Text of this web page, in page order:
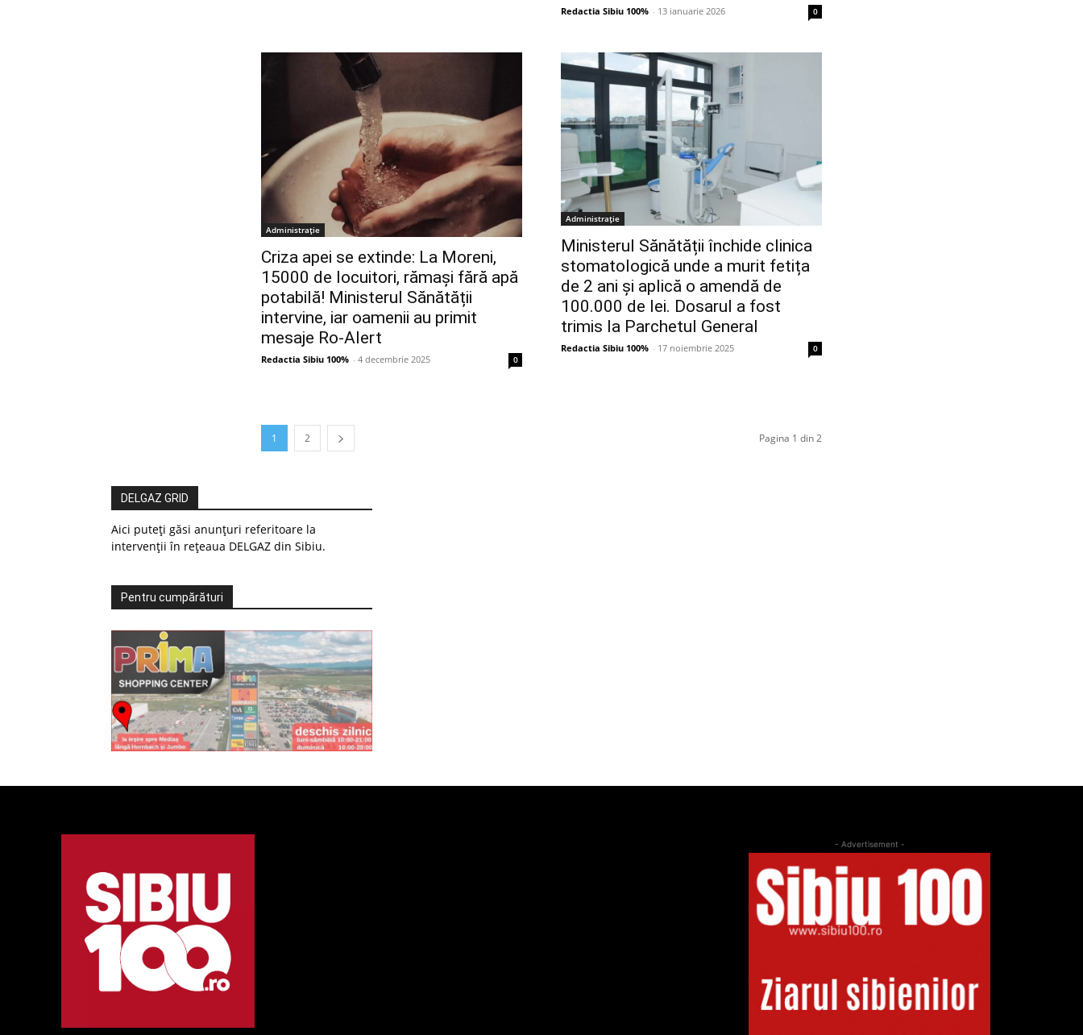
Redactia Sibiu 100% - 13 ianuarie 2026 0
Administrație
Criza apei se extinde: La Moreni,
15000 de locuitori, rămași fără apă
potabilă! Ministerul Sănătății
intervine, iar oamenii au primit
mesaje Ro-Alert
Redactia Sibiu 100% - 4 decembrie 2025 0
Administrație
Ministerul Sănătății închide clinica
stomatologică unde a murit fetița
de 2 ani și aplică o amendă de
100.000 de lei. Dosarul a fost
trimis la Parchetul General
Redactia Sibiu 100% - 17 noiembrie 2025 0
1 2 Pagina 1 din 2
DELGAZ GRID
Aici puteți găsi anunțuri referitoare la
intervenții în rețeaua DELGAZ din Sibiu.
Pentru cumpărături
- Advertisement -